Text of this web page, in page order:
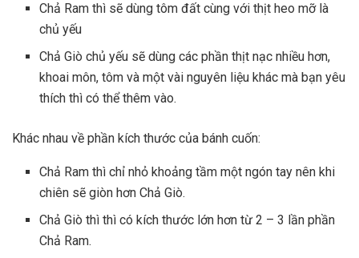
Chả Ram thì sẽ dùng tôm đất cùng với thịt heo mỡ là
chủ yếu
Chả Giò chủ yếu sẽ dùng các phần thịt nạc nhiều hơn,
khoai môn, tôm và một vài nguyên liệu khác mà bạn yêu
thích thì có thể thêm vào.
Khác nhau về phần kích thước của bánh cuốn:
Chả Ram thì chỉ nhỏ khoảng tầm một ngón tay nên khi
chiên sẽ giòn hơn Chả Giò.
Chả Giò thì thì có kích thước lớn hơn từ 2 – 3 lần phần
Chả Ram.